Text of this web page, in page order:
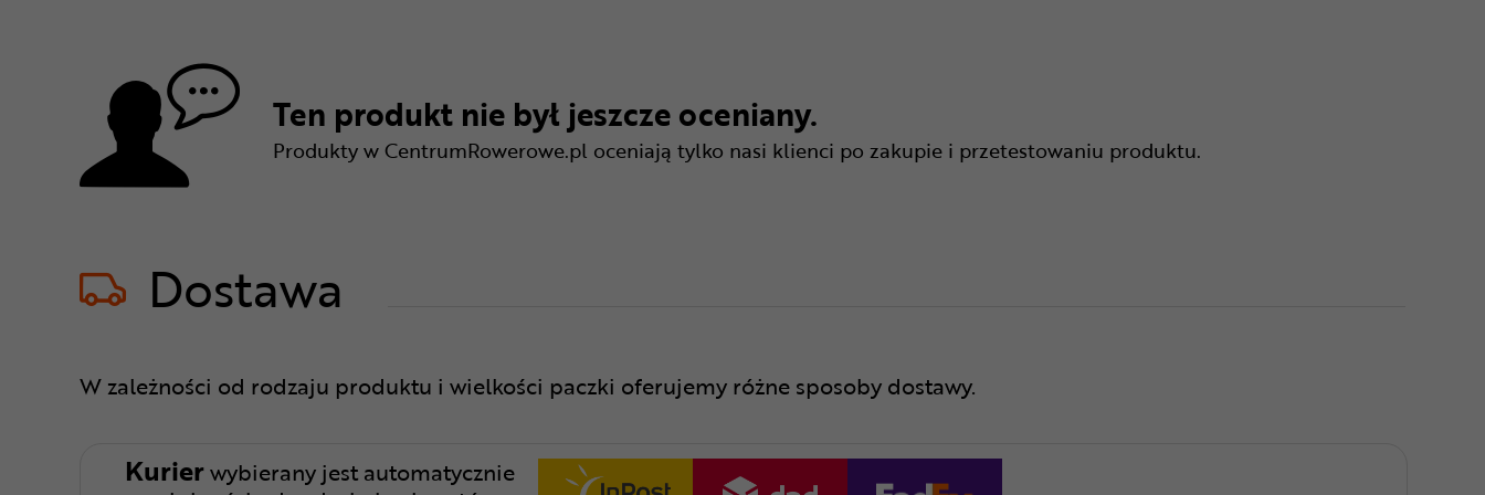
Ten produkt nie był jeszcze oceniany.
Produkty w CentrumRowerowe.pl oceniają tylko nasi klienci po zakupie i przetestowaniu produktu.
Dostawa
W zależności od rodzaju produktu i wielkości paczki oferujemy różne sposoby dostawy.
Kurierwybierany jest automatycznie